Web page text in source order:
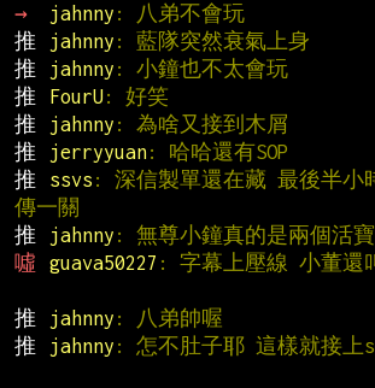
→
jahnny : 八弟不會玩
推
jahnny : 藍隊突然衰氣上身
推
jahnny : 小鐘也不太會玩
推
FourU: 好笑
推
jahnny : 為啥又接到木屑
推
jerryyuan: 哈哈還有SOP
推
ssvs : 深信製單還在藏 最後半小
傳一關
推
jahnny : 無尊小鐘真的是兩個活寶
噓
guava50227 : 字幕上壓線 小董還
推
jahnny : 八弟帥喔
推
jahnny : 怎不肚子耶 這樣就接上